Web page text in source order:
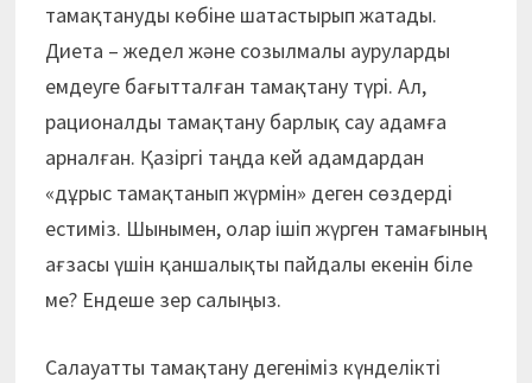
тамақтануды көбіне шатастырып жатады.
Диета – жедел және созылмалы ауруларды
емдеуге бағытталған тамақтану түрі. Ал,
рационалды тамақтану барлық сау адамға
арналған. Қазіргі таңда кей адамдардан
«дұрыс тамақтанып жүрмін» деген сөздерді
естиміз. Шынымен, олар ішіп жүрген тамағының
ағзасы үшін қаншалықты пайдалы екенін біле
ме? Ендеше зер салыңыз.
Салауатты тамақтану дегеніміз күнделікті